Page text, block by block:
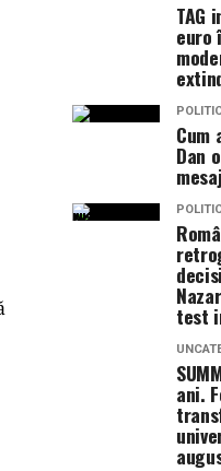
TAG
euro
Cum
Dan
test
ani.